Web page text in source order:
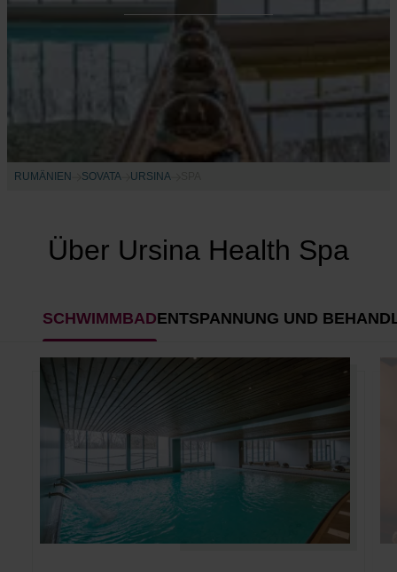
RUMÄNIEN SOVATA URSINA
Über Ursina Health Spa
SCHWIMMBADENTSPANNUNG UND